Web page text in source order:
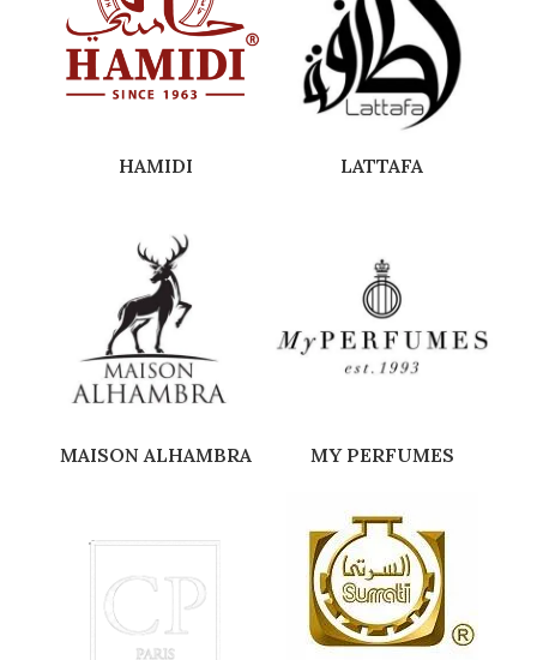
HAMIDI LATTAFA
MAISON ALHAMBRA MY PERFUMES